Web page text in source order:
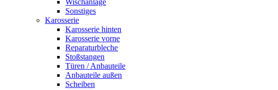
Sonstiges
Karosserie
Karosserie hinten
Karosserie vorne
Reparaturbleche
Stoßstangen
Türen / Anbauteile
Anbauteile außen
Scheiben